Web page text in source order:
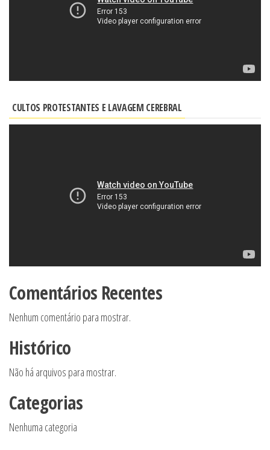
CULTOS PROTESTANTES E LAVAGEM CEREBRAL
Comentários Recentes
Nenhum comentário para mostrar.
Histórico
Não há arquivos para mostrar.
Categorias
Nenhuma categoria